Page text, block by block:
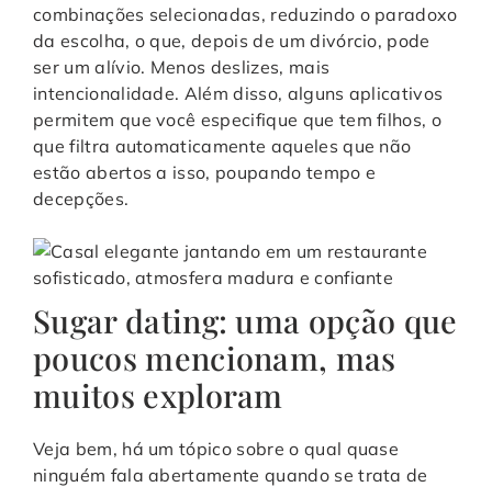
combinações selecionadas, reduzindo o paradoxo
da escolha, o que, depois de um divórcio, pode
ser um alívio. Menos deslizes, mais
intencionalidade. Além disso, alguns aplicativos
permitem que você especifique que tem filhos, o
que filtra automaticamente aqueles que não
estão abertos a isso, poupando tempo e
decepções.
Sugar dating: uma opção que
poucos mencionam, mas
muitos exploram
Veja bem, há um tópico sobre o qual quase
ninguém fala abertamente quando se trata de